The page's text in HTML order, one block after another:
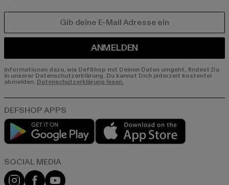
ANMELDEN
Informationen dazu, wie DefShop mit Deinen Daten umgeht, findest Du
in unserer Datenschutzerklärung. Du kannst Dich jederzeit kostenfei
abmelden. Datenschutzerklärung lesen.
Play market
Instagram
FacebookYouTube